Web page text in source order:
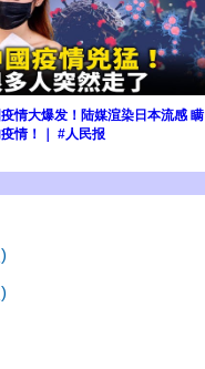
情大爆发！陆媒渲染日本流感 瞒
疫情！｜ #人民报